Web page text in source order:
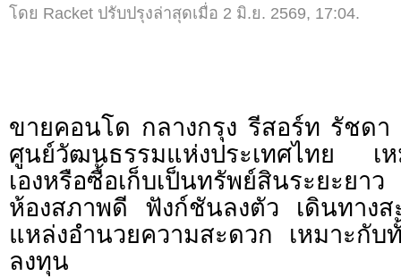
โดย Racket ปรับปรุงล่าสุดเมื่อ 2 มิ.ย. 2569, 17:04.
ขายคอนโด กลางกรุง รีสอร์ท รัชดา
ศูนย์วัฒนธรรมแห่งประเทศไทย เห
เองหรือซื้อเก็บเป็นทรัพย์สินระยะยาว
ห้องสภาพดี ฟังก์ชันลงตัว เดินทาง
แหล่งอำนวยความสะดวก เหมาะกับ
ลงทุน